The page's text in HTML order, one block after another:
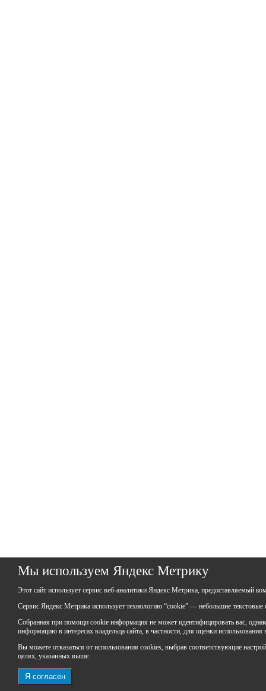
Мы используем Яндекс Метрику
Этот сайт использует сервис веб-аналитики Яндекс Метрика,
Сервис Яндекс Метрика использует технологию “cookie” — небольшие
Собранная при помощи cookie информация не может идентифицировать вас,
информацию в интересах владельца сайта, в частности, для оценки
Вы можете отказаться от использования cookies, выбрав соответствующие
целях, указанных выше.
Я согласен